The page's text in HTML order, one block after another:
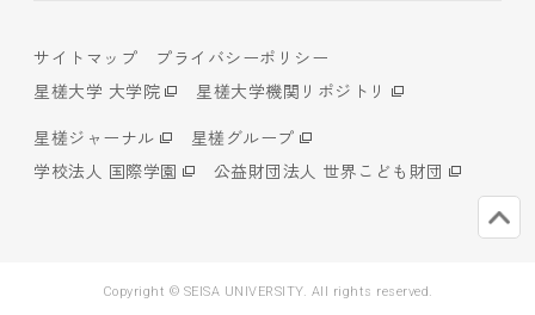
サイトマップ
プライバシーポリシー
星槎大学 大学院
星槎大学機関リポジトリ
星槎ジャーナル
星槎グループ
学校法人 国際学園
公益財団法人 世界こども財団
Copyright © SEISA UNIVERSITY. All rights reserved.